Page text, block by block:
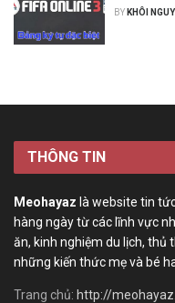
BY KHÔI
THÔNG TIN
Meohayaz là website tin
hàng ngày từ các lĩnh vực
ăn, kinh nghiệm du lịch, thủ
những kiến thức mẹ và bé
Trang chủ: http://